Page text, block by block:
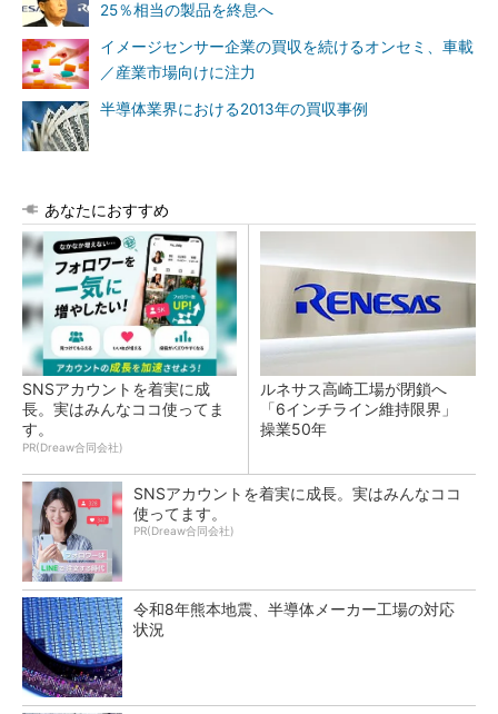
25％相当の製品を終息へ
イメージセンサー企業の買収を続けるオンセミ、車載
／産業市場向けに注力
半導体業界における2013年の買収事例
あなたにおすすめ
SNSアカウントを着実に成
長。実はみんなココ使ってま
す。
PR(Dreaw合同会社)
ルネサス高崎工場が閉鎖へ
「6インチライン維持限界」
操業50年
SNSアカウントを着実に成長。実はみんなココ
使ってます。
PR(Dreaw合同会社)
令和8年熊本地震、半導体メーカー工場の対応
状況